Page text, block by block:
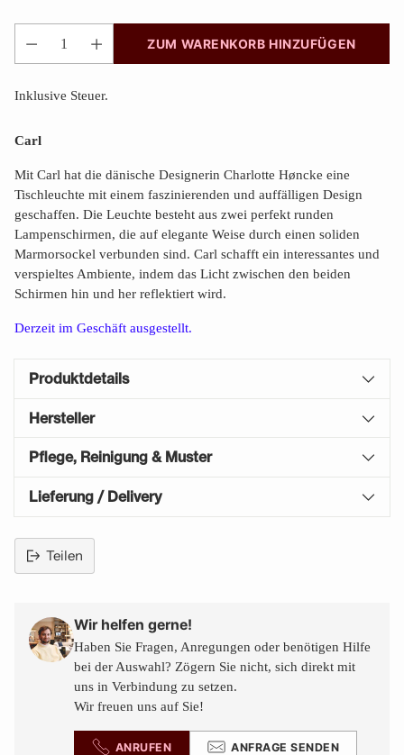
Anzahl
ZUM WARENKORB HINZUFÜGEN
Inklusive Steuer.
Carl
Mit Carl hat die dänische Designerin Charlotte Høncke eine
Tischleuchte mit einem faszinierenden und auffälligen Design
geschaffen. Die Leuchte besteht aus zwei perfekt runden
Lampenschirmen, die auf elegante Weise durch einen soliden
Marmorsockel verbunden sind. Carl schafft ein interessantes und
verspieltes Ambiente, indem das Licht zwischen den beiden
Schirmen hin und her reflektiert wird.
Derzeit im Geschäft ausgestellt.
Produktdetails
Hersteller
Pflege, Reinigung & Muster
Lieferung / Delivery
Teilen
den
Warenkorb
legen
Wir helfen gerne!
Haben Sie Fragen, Anregungen oder benötigen Hilfe
bei der Auswahl? Zögern Sie nicht, sich direkt mit
uns in Verbindung zu setzen.
Wir freuen uns auf Sie!
ANRUFEN ANFRAGE SENDEN